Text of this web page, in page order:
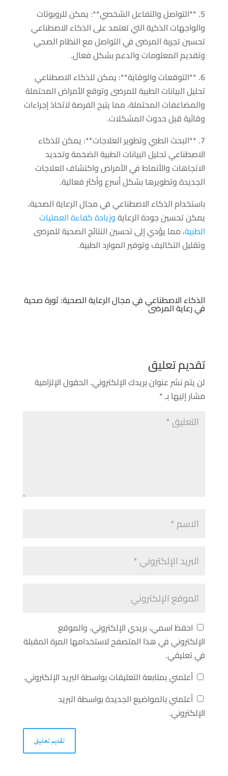
5. **التواصل والتفاعل الشخصي**: يمكن للروبوتات
والواجهات الذكية التي تعتمد على الذكاء الاصطناعي
تحسين تجربة المرضى في التواصل مع النظام الصحي
وتقديم المعلومات والدعم بشكل فعال.
6. **التوقعات والوقاية**: يمكن للذكاء الاصطناعي
تحليل البيانات الطبية للمرضى وتوقع الأمراض المحتملة
والمضاعفات المحتملة، مما يتيح الفرصة لاتخاذ إجراءات
وقائية قبل حدوث المشكلات.
7. **البحث الطبي وتطوير العلاجات**: يمكن للذكاء
الاصطناعي تحليل البيانات الطبية الضخمة وتحديد
الاتجاهات والأنماط في الأمراض واكتشاف العلاجات
الجديدة وتطويرها بشكل أسرع وأكثر فعالية.
باستخدام الذكاء الاصطناعي في مجال الرعاية الصحية،
يمكن تحسين جودة الرعايةوزيادة كفاءة العمليات
الطبية، مما يؤدي إلى تحسين النتائج الصحية للمرضى
وتقليل التكاليف وتوفير الموارد الطبية.
الذكاء الاصطناعي في مجال الرعاية الصحية: ثورة صحية
في رعاية المرضى
تقديم تعليق
لن يتم نشر عنوان بريدك الإلكتروني. الحقول الإلزامية
مشار إليها بـ*
احفظ اسمي، بريدي الإلكتروني، والموقع
الإلكتروني في هذا المتصفح لاستخدامها المرة المقبلة
في تعليقي.
أعلمني بمتابعة التعليقات بواسطة البريد الإلكتروني.
أعلمني بالمواضيع الجديدة بواسطة البريد
الإلكتروني.